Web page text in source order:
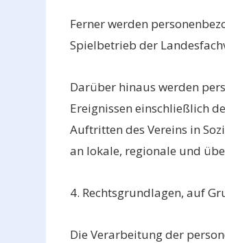
Ferner werden
Spielbetrieb der
Darüber hinaus werden
Ereignissen einschließlich
Auftritten des Vereins in
an lokale, regionale und
4. Rechtsgrundlagen, auf
Die Verarbeitung der